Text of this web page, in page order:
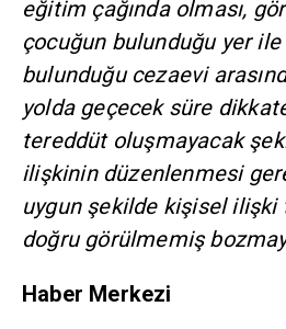
eğitim çağında olması,
çocuğun bulunduğu yer
bulunduğu cezaevi
yolda geçecek süre
tereddüt oluşmayacak
ilişkinin düzenlenmesi
uygun şekilde kişisel
doğru görülmemiş
Haber Merkezi